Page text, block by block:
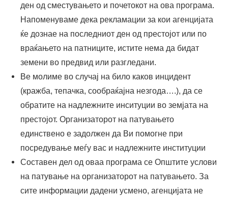
ден од сместувањето и почетокот на ова програма.
Напоменуваме дека рекламации за кои агенцијата
ќе дознае на последниот ден од престојот или по
враќањето на патниците, истите нема да бидат
земени во предвид или разгледани.
Ве молиме во случај на било каков инцидент
(кражба, тепачка, сообраќајна незгода….), да се
обратите на надлежните инситуции во земјата на
престојот. Организаторот на патувањето
единствено е задолжен да Ви помогне при
посредување меѓу вас и надлежните институции
Составен дел од оваа програма се Општите услови
на патување на организаторот на патувањето. За
сите информации дадени усмено, агенцијата не